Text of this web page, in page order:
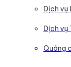
Dịch vụ
Dịch vụ
Quảng